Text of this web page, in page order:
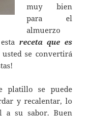
muy bien
para el
almuerzo
receta que es
se convertirá
platillo se puede
y recalentar, lo
a su sabor. Buen